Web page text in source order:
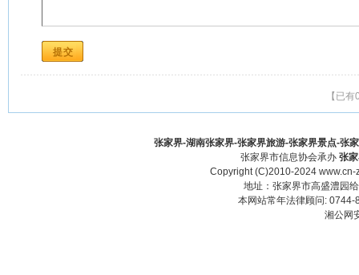
【已
张家界-湖南张家界-张家界旅游-张家界景点-张
张家界市信息协会承办 张
Copyright (C)2010-2024
地址：张家界市高盛澧园
本网站常年法律顾问:
湘公网